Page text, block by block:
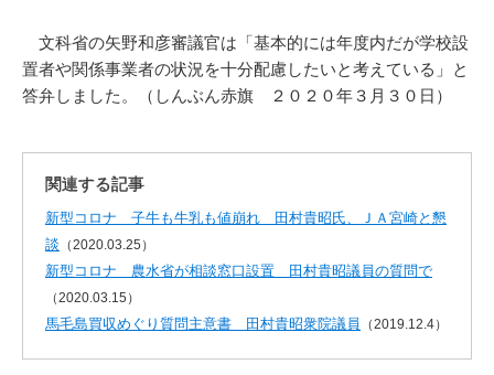
文科省の矢野和彦審議官は「基本的には年度内だが学校設
置者や関係事業者の状況を十分配慮したいと考えている」と
答弁しました。（しんぶん赤旗 ２０２０年３月３０日）
関連する記事
新型コロナ 子牛も牛乳も値崩れ 田村貴昭氏、ＪＡ宮崎と懇
談 （2020.03.25）
新型コロナ 農水省が相談窓口設置 田村貴昭議員の質問で
（2020.03.15）
馬毛島買収めぐり質問主意書 田村貴昭衆院議員 （2019.12.4）